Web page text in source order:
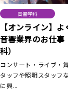
音響学科
【オンライン】
音響業界のお仕事
科）
コンサート・ライブ・
タッフや照明スタッフ
に興...